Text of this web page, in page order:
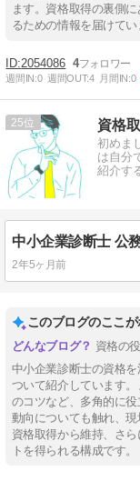
ます。資格取得の裏側
るための情報を届けてい
2054086 4
週間IN:0 週間OUT:4 月間IN:0
25 資格
初めま
は自分
紹介す
2年5ヶ月前
このブログのここ
資格の
中小企業診断士の資格
ついて紹介しています
のコツなど、多角的に
動向についても触れ、現
資格取得から維持、さ
トを得られる構成です。